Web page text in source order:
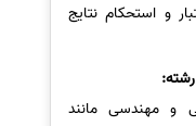
و استحکام نتایج
و مهندسی مانند